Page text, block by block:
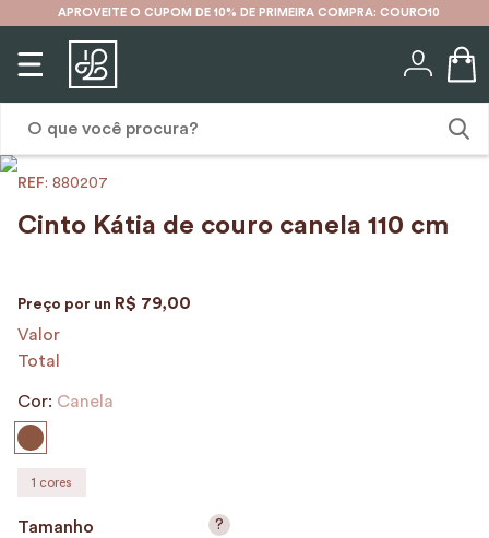
APROVEITE O CUPOM DE 10% DE PRIMEIRA COMPRA: COURO10
: 880207
Cinto Kátia de couro canela 110 cm
Preço por un R$ 79,00
Valor
Total
Cor: Canela
1 cores
Tamanho ?
karina
5º
6 º
carteira
8º